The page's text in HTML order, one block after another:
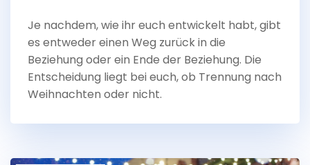
Je nachdem, wie ihr euch entwickelt habt, gibt
es entweder einen Weg zurück in die
Beziehung oder ein Ende der Beziehung. Die
Entscheidung liegt bei euch, ob Trennung nach
Weihnachten oder nicht.